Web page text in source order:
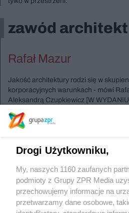
zawód architekt
Rafał Mazur
Jakość architektury rodzi się w
korporacyjnych warunkach - mówi
Aleksandrą Czupkiewicz [W
WERSJA WYWIADU].
Szukasz
Sprawdź
Drogi Użytkowniku,
My, naszych 1160 zaufanych
podmioty z Grupy ZPR Media
przechowujemy informacje na
przetwarzamy dane osobowe,